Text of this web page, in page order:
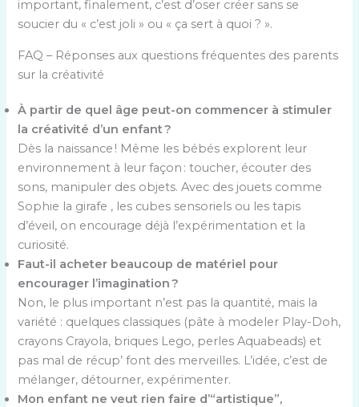
important, finalement, c’est d’oser créer sans se
soucier du « c’est joli » ou « ça sert à quoi ? ».
FAQ – Réponses aux questions fréquentes des parents
sur la créativité
À partir de quel âge peut-on commencer à stimuler
la créativité d’un enfant ?
Dès la naissance ! Même les bébés explorent leur
environnement à leur façon : toucher, écouter des
sons, manipuler des objets. Avec des jouets comme
Sophie la girafe , les cubes sensoriels ou les tapis
d’éveil, on encourage déjà l’expérimentation et la
curiosité.
Faut-il acheter beaucoup de matériel pour
encourager l’imagination ?
Non, le plus important n’est pas la quantité, mais la
variété : quelques classiques (pâte à modeler Play-Doh,
crayons Crayola, briques Lego, perles Aquabeads) et
pas mal de récup’ font des merveilles. L’idée, c’est de
mélanger, détourner, expérimenter.
Mon enfant ne veut rien faire d’“artistique”,